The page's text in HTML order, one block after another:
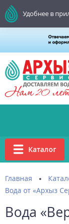
Удобнее в
Каталог
Главная
Вода от «Архыз
Вода